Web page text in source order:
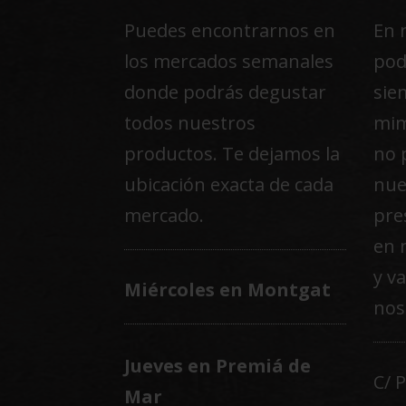
página
producto
Puedes encontrarnos en
los mercados semanales
donde podrás degustar
todos nuestros
productos. Te dejamos la
ubicación exacta de cada
mercado.
Miércoles en Montgat
Jueves en Premiá de
Mar
En
no
en
y
C/